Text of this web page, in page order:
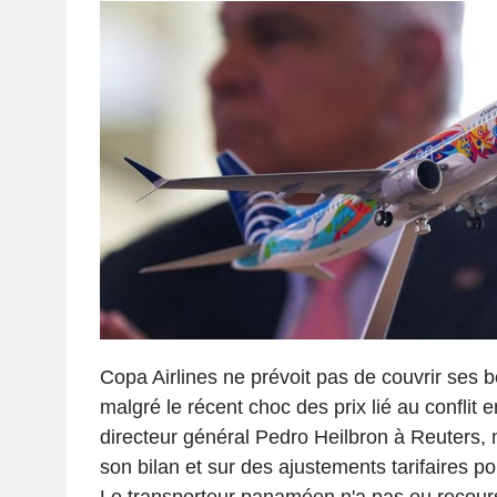
Copa Airlines ne prévoit pas de couvrir ses
malgré le récent choc des prix lié au conflit
directeur général Pedro Heilbron à Reuters,
son bilan et sur des ajustements tarifaires